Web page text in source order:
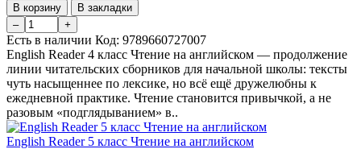
В корзину
В закладки
–
+
Есть в наличии Код: 9789660727007
English Reader 4 класс Чтение на английском — продолжение
линии читательских сборников для начальной школы: тексты
чуть насыщеннее по лексике, но всё ещё дружелюбны к
ежедневной практике. Чтение становится привычкой, а не
разовым «подглядыванием» в..
English Reader 5 класс Чтение на английском